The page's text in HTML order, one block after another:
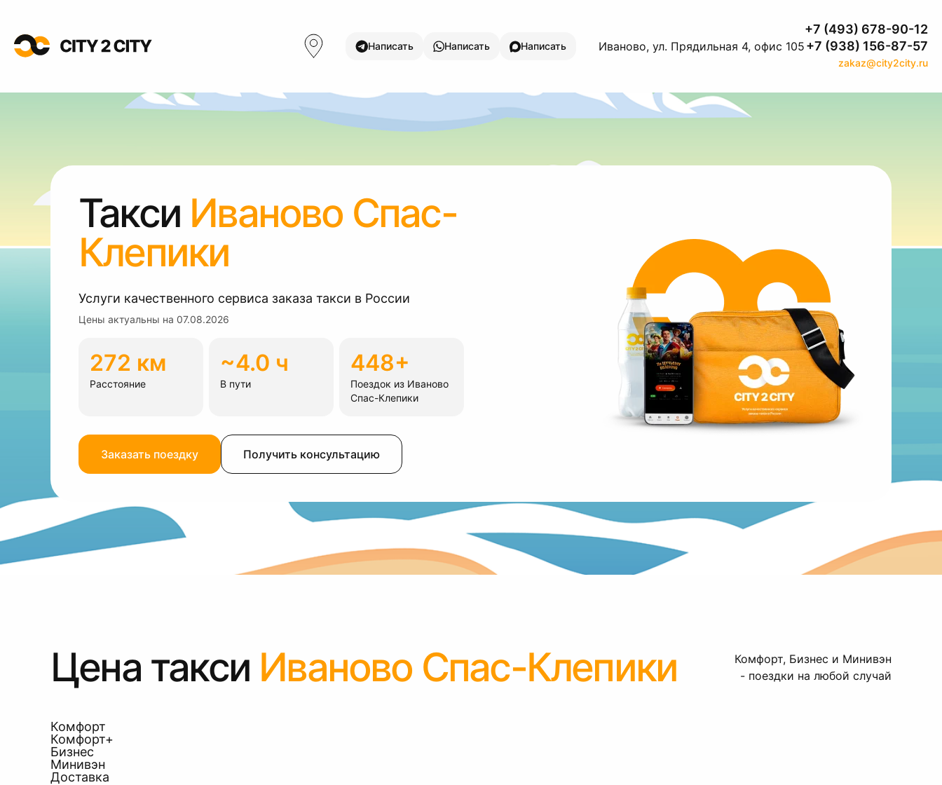
Написать Написать Написать Иваново, ул. Прядильная 4, офис 105
+7 (493) 678-90-12
+7 (938) 156-87-57
zakaz@city2city.ru
Такси Иваново Спас-
Клепики
Услуги качественного сервиса заказа такси в России
Цены актуальны на 07.08.2026
272 км
Расстояние
~4.0 ч
В пути
448+
Поездок из Иваново
Спас-Клепики
Заказать поездку Получить консультацию
Цена такси Иваново Спас-Клепики
Комфорт, Бизнес и Минивэн
- поездки на любой случай
Комфорт
Комфорт+
Бизнес
Минивэн
Доставка